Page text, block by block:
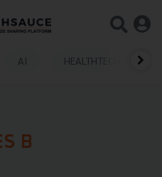
AI HEALTHTECH
B